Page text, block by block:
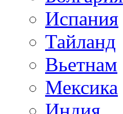
Испания
Тайланд
Вьетнам
Мексика